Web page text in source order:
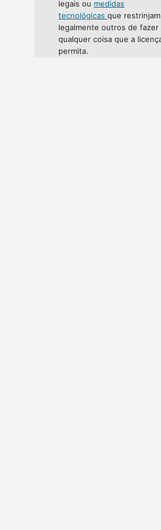
legais ou medidas
tecnológicas que restrinjam
legalmente outros de fazer
qualquer coisa que a
permita.